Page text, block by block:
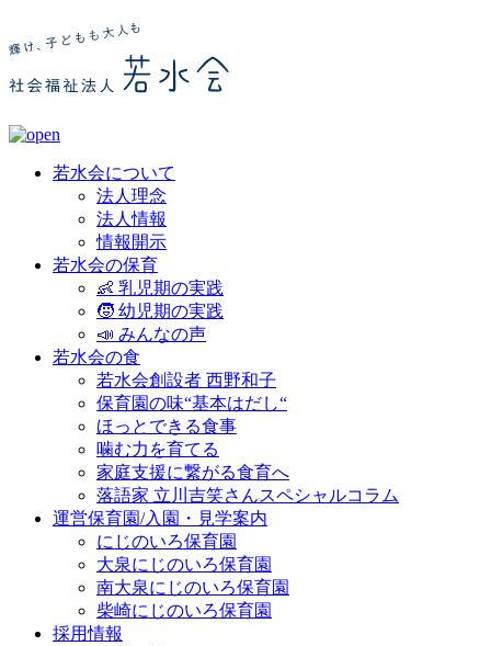
若水会について
法人理念
法人情報
情報開示
若水会の保育
👶 乳児期の実践
🧒 幼児期の実践
📣 みんなの声
若水会の食
若水会創設者 西野和子
保育園の味“基本はだし“
ほっとできる食事
噛む力を育てる
家庭支援に繋がる食育へ
落語家 立川吉笑さんスペシャルコラム
運営保育園/入園・見学案内
にじのいろ保育園
大泉にじのいろ保育園
南大泉にじのいろ保育園
柴崎にじのいろ保育園
採用情報